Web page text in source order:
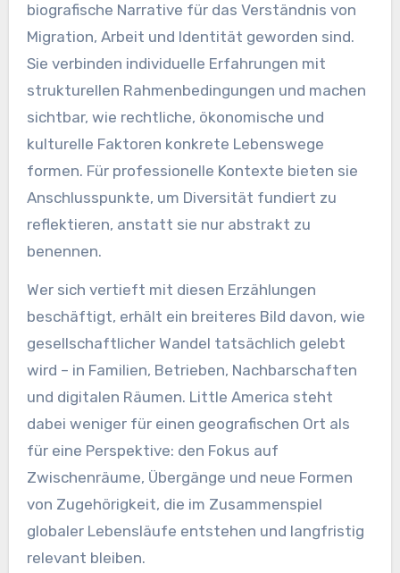
biografische Narrative für das Verständnis von
Migration, Arbeit und Identität geworden sind.
Sie verbinden individuelle Erfahrungen mit
strukturellen Rahmenbedingungen und machen
sichtbar, wie rechtliche, ökonomische und
kulturelle Faktoren konkrete Lebenswege
formen. Für professionelle Kontexte bieten sie
Anschlusspunkte, um Diversität fundiert zu
reflektieren, anstatt sie nur abstrakt zu
benennen.
Wer sich vertieft mit diesen Erzählungen
beschäftigt, erhält ein breiteres Bild davon, wie
gesellschaftlicher Wandel tatsächlich gelebt
wird – in Familien, Betrieben, Nachbarschaften
und digitalen Räumen. Little America steht
dabei weniger für einen geografischen Ort als
für eine Perspektive: den Fokus auf
Zwischenräume, Übergänge und neue Formen
von Zugehörigkeit, die im Zusammenspiel
globaler Lebensläufe entstehen und langfristig
relevant bleiben.